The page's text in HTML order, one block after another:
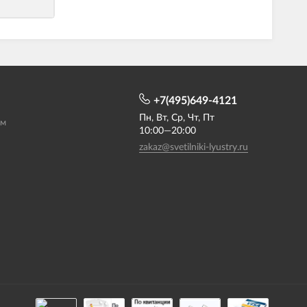
+7(495)649-4121
Пн, Вт, Ср, Чт, Пт
10:00—20:00
zakaz@svetilniki-lyustry.ru